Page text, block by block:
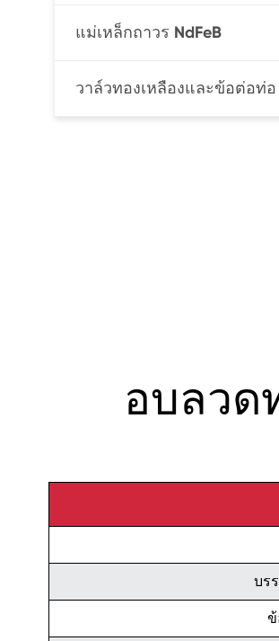
แม่เหล็กถาวร NdFeB
วาล์วทองเหลืองและข้อต่อท่อ
อบลวด
บร
ข้